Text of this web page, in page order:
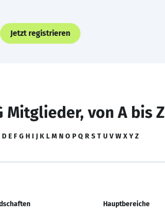
Jetzt registrieren
Mitglieder, von A bis Z
D E F G H I J K L M N O P Q R S T U V W X Y Z
Hauptbereiche